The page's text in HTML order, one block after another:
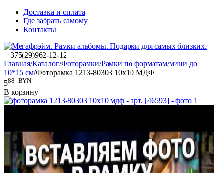
Доставка и оплата
Где забрать самому
Контакты
+375(29)962-12-12
Главная/Каталог/Фоторамки/Рамки по форматам/мини до
10*15 см/Фоторамка 1213-80303 10x10 МДФ
588 BYN
В корзину